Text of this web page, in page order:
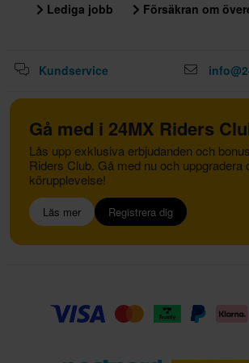
Lediga jobb
Försäkran om
Kundservice
Gå med i 24MX Riders
Lås upp exklusiva erbjudanden och
Riders Club. Gå med nu och uppgradera
körupplevelse!
Läs mer Registrera dig